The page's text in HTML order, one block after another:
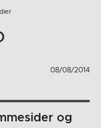
08/08/2014
og